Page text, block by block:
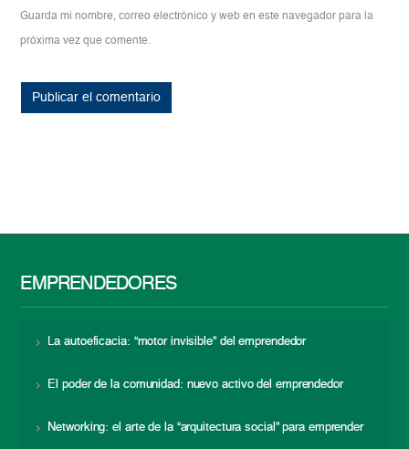
Guarda mi nombre, correo electrónico y web en este navegador para la
próxima vez que comente.
EMPRENDEDORES
La autoeficacia: “motor invisible” del emprendedor
El poder de la comunidad: nuevo activo del emprendedor
Networking: el arte de la “arquitectura social” para emprender